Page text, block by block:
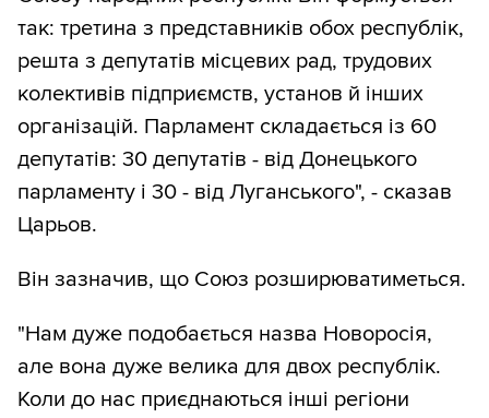
так: третина з представників обох республік,
решта з депутатів місцевих рад, трудових
колективів підприємств, установ й інших
організацій. Парламент складається із 60
депутатів: 30 депутатів - від Донецького
парламенту і 30 - від Луганського", - сказав
Царьов.
Він зазначив, що Союз розширюватиметься.
"Нам дуже подобається назва Новоросія,
але вона дуже велика для двох республік.
Коли до нас приєднаються інші регіони